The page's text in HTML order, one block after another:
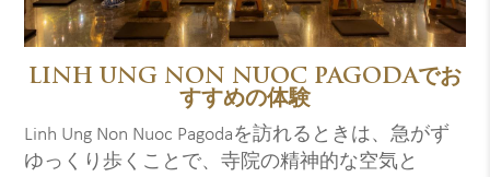
LINH UNG NON NUOC PAGODAでお
すすめの体験
Linh Ung Non Nuoc Pagodaを訪れるときは、急がず
ゆっくり歩くことで、寺院の精神的な空気と